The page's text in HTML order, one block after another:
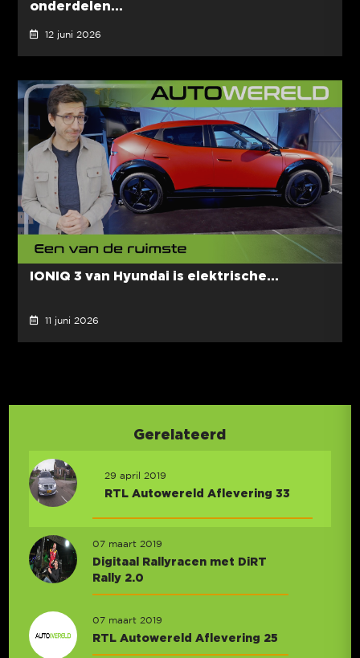
onderdelen...
12 juni 2026
IONIQ 3 van Hyundai is elektrische...
11 juni 2026
Gerelateerd
29 april 2019
RTL Autowereld Aflevering 33
07 maart 2019
Digitaal Rallyracen met DiRT
Rally 2.0
07 maart 2019
RTL Autowereld Aflevering 25